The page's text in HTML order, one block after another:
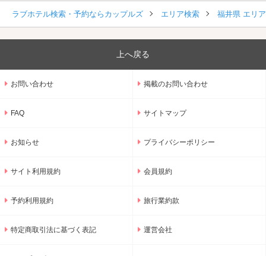
ラブホテル検索・予約ならカップルズ エリア検索 福井県 エリ
上へ戻る
お問い合わせ 掲載のお問い合わせ
FAQ サイトマップ
お知らせ プライバシーポリシー
サイト利用規約 会員規約
予約利用規約 旅行業約款
特定商取引法に基づく表記 運営会社